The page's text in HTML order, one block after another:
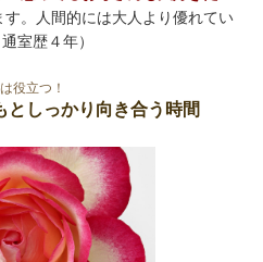
す。人間的には大人より優れてい
室歴４年）
役立つ！
としっかり向き合う時間